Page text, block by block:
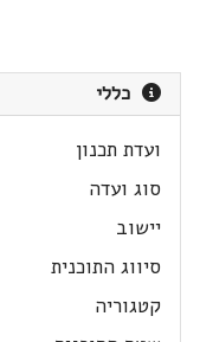
כללי
ועדת תכנון
סוג ועדה
יישוב
סיווג התוכנית
קטגוריה